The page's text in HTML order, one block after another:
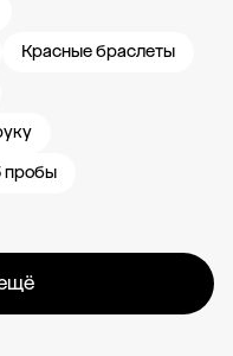
Красные браслеты
пробы